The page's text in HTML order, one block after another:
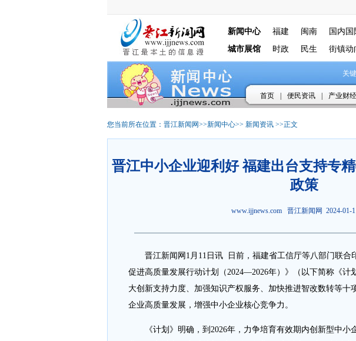
新闻中心 福建 闽南
国内国
城市展馆
时政 民生 街镇动
关
首页 便民资讯 产业财经
您当前所在位置： 晋江新闻网>>新闻中心>> 新闻资讯 >>正文
晋江中小企业迎利好 福建出台支持专
政策
www.ijjnews.com 晋江新闻网 2024-01-
晋江新闻网1月11日讯 日前，福建省工信厅等八部门联合
促进高质量发展行动计划（2024—2026年）》（以下简称《计
大创新支持力度、加强知识产权服务、加快推进智改数转等十
企业高质量发展，增强中小企业核心竞争力。
《计划》明确，到2026年，力争培育有效期内创新型中小